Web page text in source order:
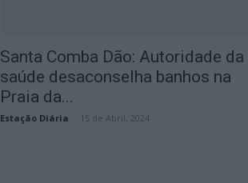
Santa Comba Dão: Autoridade da
saúde desaconselha banhos na
Praia da...
Estação Diária 15 de Abril, 2024